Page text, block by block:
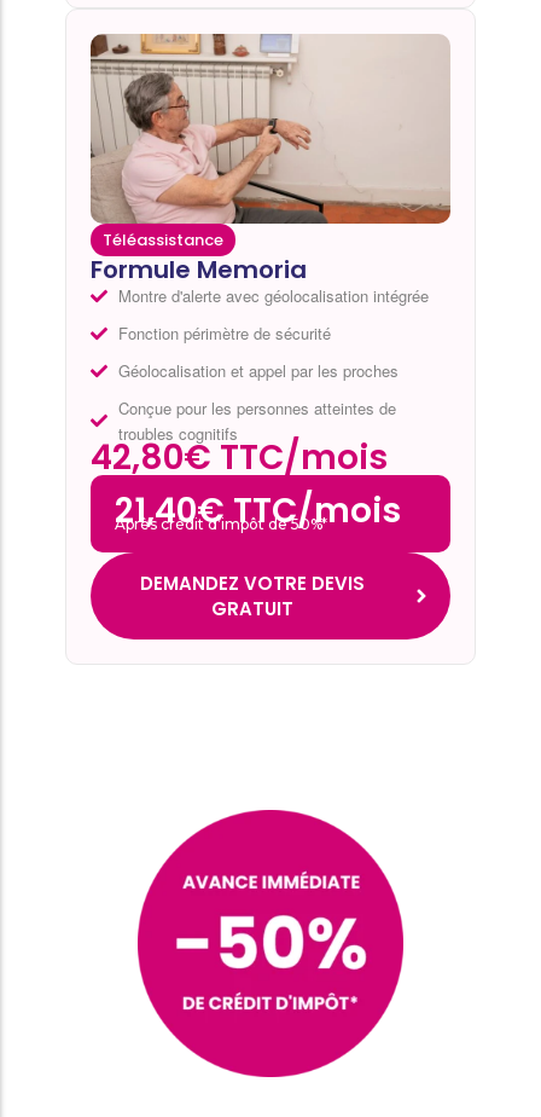
Téléassistance
Formule Memoria
Montre d'alerte avec géolocalisation intégrée
Fonction périmètre de sécurité
Géolocalisation et appel par les proches
Conçue pour les personnes atteintes de
troubles cognitifs
42,80€ TTC/mois
21,40€ TTC/mois
Après crédit d’impôt de 50%*
DEMANDEZ VOTRE DEVIS
GRATUIT